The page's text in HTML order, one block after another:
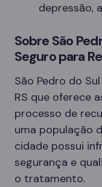
depressão,
Sobre São
Seguro para
São Pedro do
RS que oferece
processo de
uma população
cidade possui
segurança e
o tratamento.